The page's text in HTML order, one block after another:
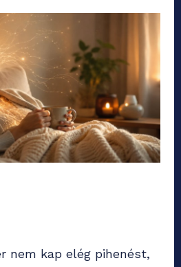
nem kap elég pihenést,